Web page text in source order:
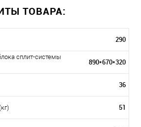
ТОВАРА:
290
сплит-системы
890*670*320
36
51